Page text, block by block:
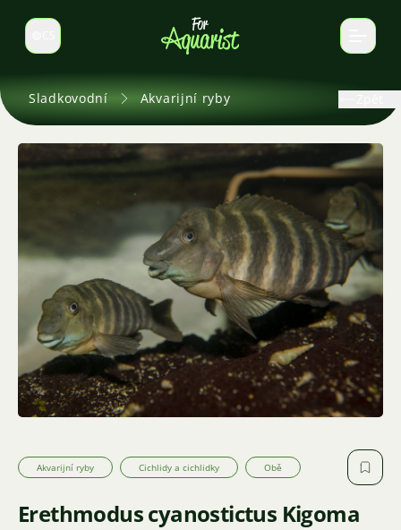
Select language
Sladkovodní Akvarijní ryby
Akvarijní ryby Cichlidy a cichlidky Obě
Erethmodus cyanostictus Kigoma